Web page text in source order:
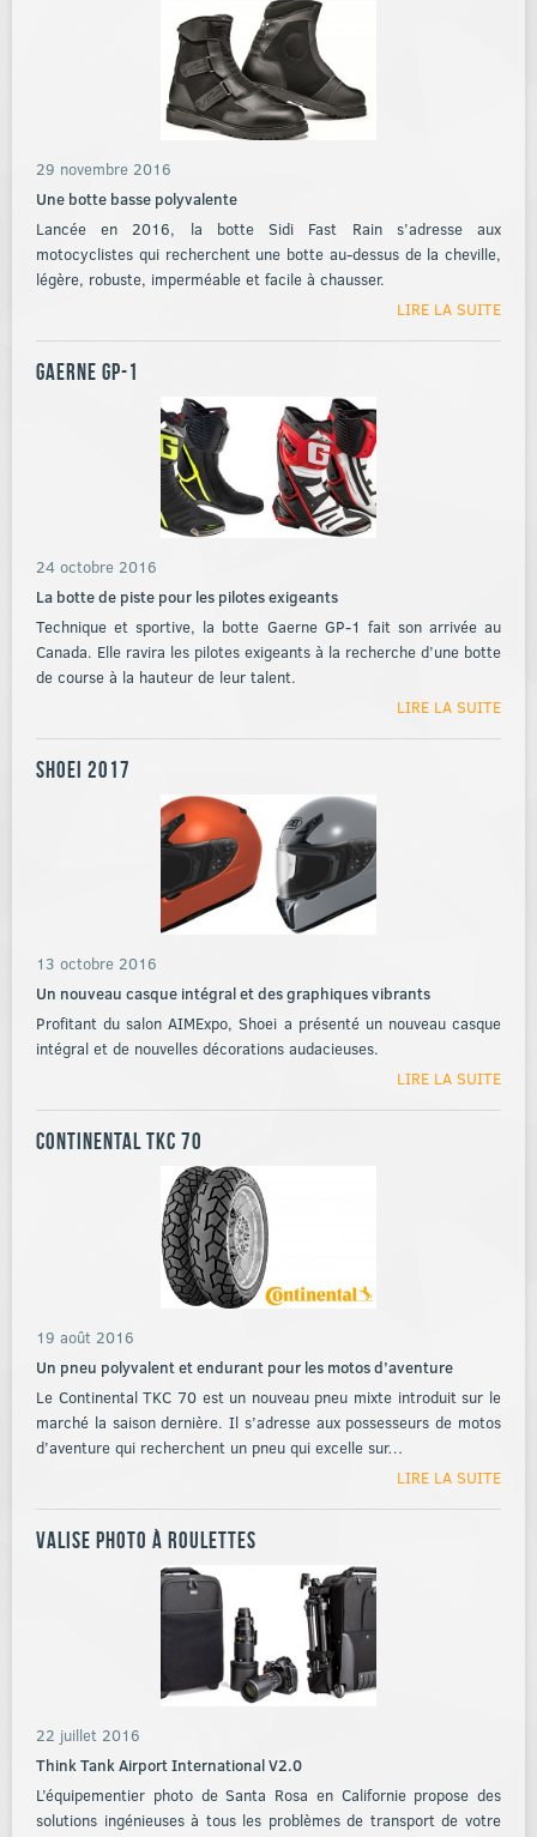
29 novembre 2016
Une botte basse polyvalente
Lancée en 2016, la botte Sidi Fast Rain s’adresse aux
motocyclistes qui recherchent une botte au-dessus de la cheville,
légère, robuste, imperméable et facile à chausser.
LIRE LA SUITE
Gaerne GP-1
24 octobre 2016
La botte de piste pour les pilotes exigeants
Technique et sportive, la botte Gaerne GP-1 fait son arrivée au
Canada. Elle ravira les pilotes exigeants à la recherche d’une botte
de course à la hauteur de leur talent.
LIRE LA SUITE
Shoei 2017
13 octobre 2016
Un nouveau casque intégral et des graphiques vibrants
Profitant du salon AIMExpo, Shoei a présenté un nouveau casque
intégral et de nouvelles décorations audacieuses.
LIRE LA SUITE
Continental TKC 70
19 août 2016
Un pneu polyvalent et endurant pour les motos d’aventure
Le Continental TKC 70 est un nouveau pneu mixte introduit sur le
marché la saison dernière. Il s’adresse aux possesseurs de motos
d’aventure qui recherchent un pneu qui excelle sur…
LIRE LA SUITE
Valise photo à roulettes
22 juillet 2016
Think Tank Airport International V2.0
L’équipementier photo de Santa Rosa en Californie propose des
solutions ingénieuses à tous les problèmes de transport de votre